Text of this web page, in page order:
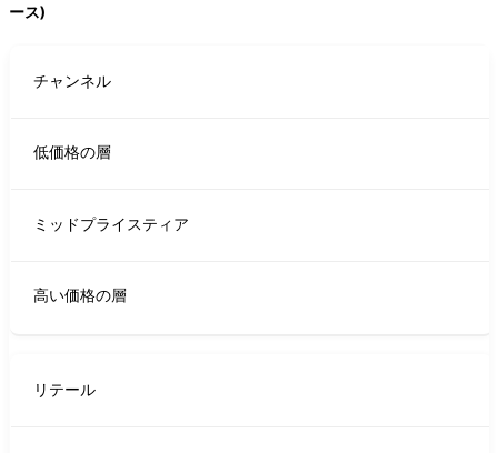
ース)
チャンネル
低価格の層
ミッドプライスティア
高い価格の層
リテール